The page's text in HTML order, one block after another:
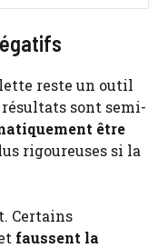
reste un outil
sont semi-
être
rigoureuses si la
Certains
faussent la